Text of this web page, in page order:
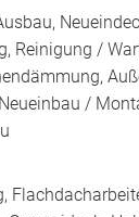
Reinigung /
/